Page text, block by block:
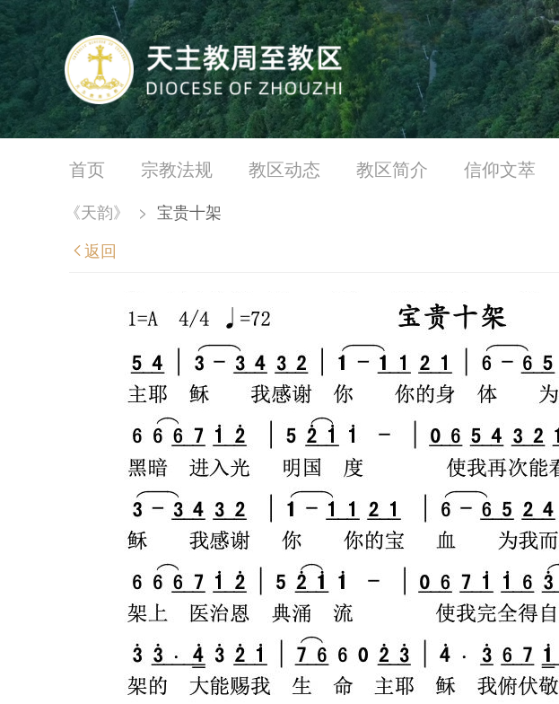
首页 宗教法规 教区动态 教区简介 信仰文萃
《天韵》 > 宝贵十架
返回